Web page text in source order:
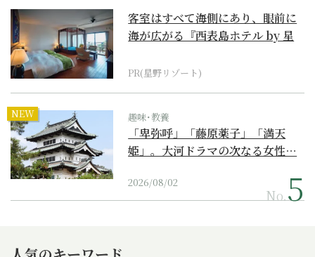
客室はすべて海側にあり、眼前に
海が広がる『西表島ホテル by 星
PR(星野リゾート)
NEW 趣味･教養
「卑弥呼」「藤原薬子」「満天
姫」。大河ドラマの次なる女性…
2026/08/02
No.